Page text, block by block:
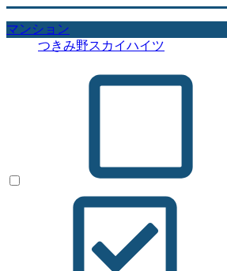
マンション
つきみ野スカイハイツ